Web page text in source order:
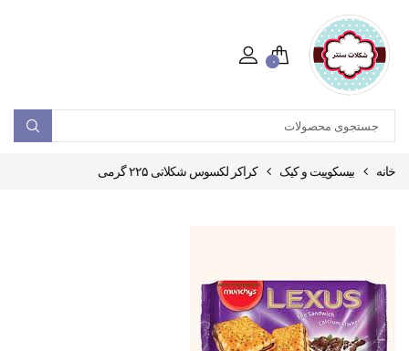
۰
خانه بیسکوییت و کیک کراکر لکسوس شکلاتی ۲۲۵ گرمی